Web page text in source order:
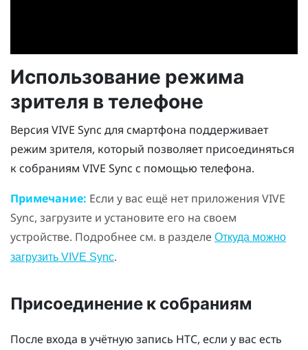
Использование режима
зрителя в телефоне
Версия VIVE Sync для смартфона поддерживает
режим зрителя, который позволяет присоединяться
к собраниям VIVE Sync с помощью телефона.
Примечание: Если у вас ещё нет приложения VIVE
Sync, загрузите и установите его на своем
устройстве. Подробнее см. в разделе Откуда можно
загрузить VIVE Sync.
Присоединение к собраниям
После входа в учётную запись HTC, если у вас есть